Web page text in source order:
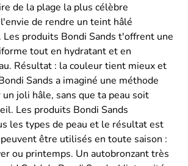
de la plage la plus célèbre
de rendre un teint hâlé
Les produits Bondi Sands t'offrent une
tout en hydratant et en
Résultat : la couleur tient mieux et
Sands a imaginé une méthode
joli hâle, sans que ta peau soit
Les produits Bondi Sands
les types de peau et le résultat est
être utilisés en toute saison :
ou printemps. Un autobronzant très